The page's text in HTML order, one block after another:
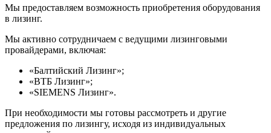
Мы предоставляем возможность приобретения оборудования
в лизинг.
Мы активно сотрудничаем с ведущими лизинговыми
провайдерами, включая:
«Балтийский Лизинг»;
«ВТБ Лизинг»;
«SIEMENS Лизинг».
При необходимости мы готовы рассмотреть и другие
предложения по лизингу, исходя из индивидуальных